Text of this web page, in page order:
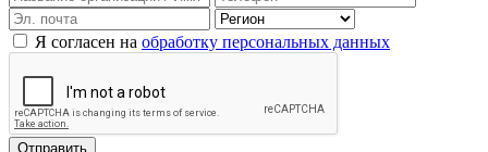
Я согласен на обработку персональных данных
Отправить